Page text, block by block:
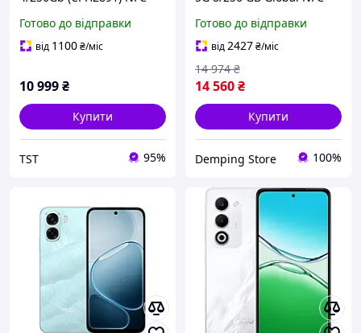
Готово до відправки
від 1100₴/міс
10 999₴
Купити
TST 95%
2 5200 мАг
Готово до відправки
від2427₴/міс
14 560₴
14 974 ₴
Купити
Demping Store 100%